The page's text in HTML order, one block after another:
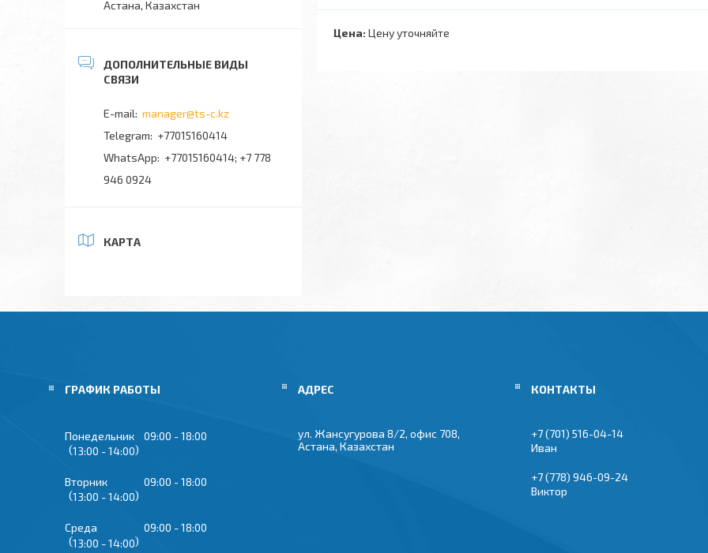
Цена: Цену уточняйте
Астана, Казахстан
manager@ts-c.kz
+77015160414
+77015160414; +7 778
946 0924
КАРТА
ГРАФИК РАБОТЫ
Понедельник 09:00
18:00
13:00
14:00
Вторник 09:00
18:00
13:00
14:00
Среда 09:00
18:00
13:00
14:00
ул. Жансугурова 8/2, офис 708,
Астана, Казахстан
+7 (701) 516-04-14
Иван
+7 (778) 946-09-24
Виктор